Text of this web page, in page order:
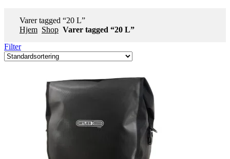
Varer tagged “20 L”
Hjem Shop Varer tagged “20 L”
Filter